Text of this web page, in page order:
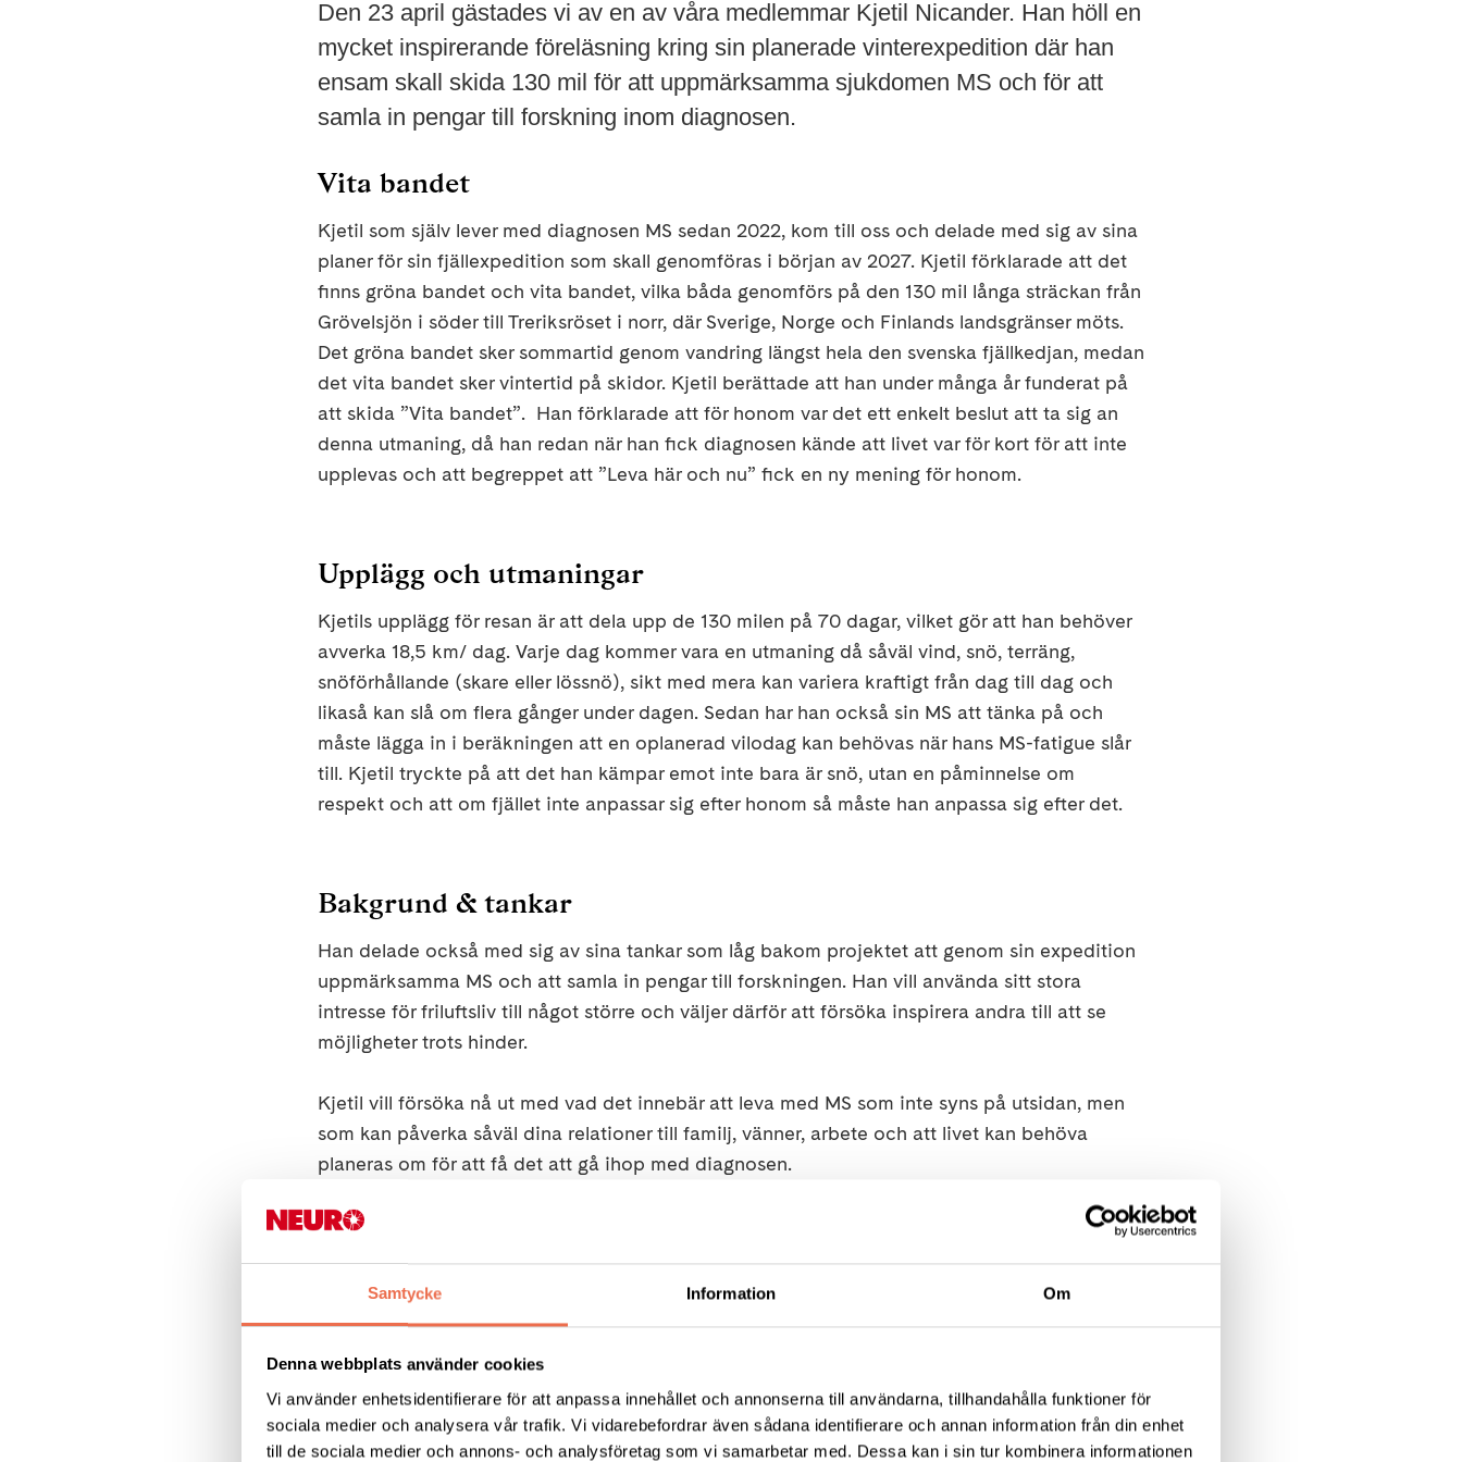
Samtycke Information Om
Denna webbplats använder cookies
Vi använder enhetsidentifierare för att anpassa innehållet och annonserna till användarna, tillhandahålla funktioner för
sociala medier och analysera vår trafik. Vi vidarebefordrar även sådana identifierare och annan information från din enhet
till de sociala medier och annons- och analysföretag som vi samarbetar med. Dessa kan i sin tur kombinera informationen
Den 23 april gästades vi av en av våra medlemmar Kjetil Nicander. Han höll en
mycket inspirerande föreläsning kring sin planerade vinterexpedition där han
ensam skall skida 130 mil för att uppmärksamma sjukdomen MS och för att
samla in pengar till forskning inom diagnosen.
Vita bandet
Kjetil som själv lever med diagnosen MS sedan 2022, kom till oss och delade med sig av sina
planer för sin fjällexpedition som skall genomföras i början av 2027. ­Kjetil förklarade att det
finns gröna bandet och vita bandet, vilka båda genomförs på den 130 mil långa sträckan från
Grövelsjön i söder till Treriksröset i norr, där Sverige, Norge och Finlands landsgränser möts.
Det gröna bandet sker sommartid genom vandring längst hela den svenska fjällkedjan, medan
det vita bandet sker vintertid på skidor. Kjetil berättade att han under många år funderat på
att skida ”Vita bandet”. Han förklarade att för honom var det ett enkelt beslut att ta sig an
denna utmaning, då han redan när han fick diagnosen kände att livet var för kort för att inte
upplevas och att begreppet att ”Leva här och nu” fick en ny mening för honom.
Upplägg och utmaningar
Kjetils upplägg för resan är att dela upp de 130 milen på 70 dagar, vilket gör att han behöver
avverka 18,5 km/ dag. Varje dag kommer vara en utmaning då såväl vind, snö, terräng,
snöförhållande (skare eller lössnö), sikt med mera kan variera kraftigt från dag till dag och
likaså kan slå om flera gånger under dagen. Sedan har han också sin MS att tänka på och
måste lägga in i beräkningen att en oplanerad vilodag kan behövas när hans MS-fatigue slår
till. Kjetil tryckte på att det han kämpar emot inte bara är snö, utan en påminnelse om
respekt och att om fjället inte anpassar sig efter honom så måste han anpassa sig efter det.
Bakgrund & tankar
Han delade också med sig av sina tankar som låg bakom projektet att genom sin expedition
uppmärksamma MS och att samla in pengar till forskningen. Han vill använda sitt stora
intresse för friluftsliv till något större och väljer därför att försöka inspirera andra till att se
möjligheter trots hinder.
Kjetil vill försöka nå ut med vad det innebär att leva med MS som inte syns på utsidan, men
som kan påverka såväl dina relationer till familj, vänner, arbete och att livet kan behöva
planeras om för att få det att gå ihop med diagnosen.
fortsätta drömma, även om din väg till ditt mål kanske ser annorlunda ut än du tänkt dig.
Kjetil förklarade att det inte bara är fjällets utmaningar han möter utan också sin egen kropps
måste därför vara uppmärksam på tidiga tecken på fatigue som också kan ge honom
kognitiv dimma, vilket gör att det blir svårare att ta beslut och hålla fokus. Han tryckte på
vikten av att ta pauser, annars kommer såväl balans, koordination, fokus och ork att kraftigt